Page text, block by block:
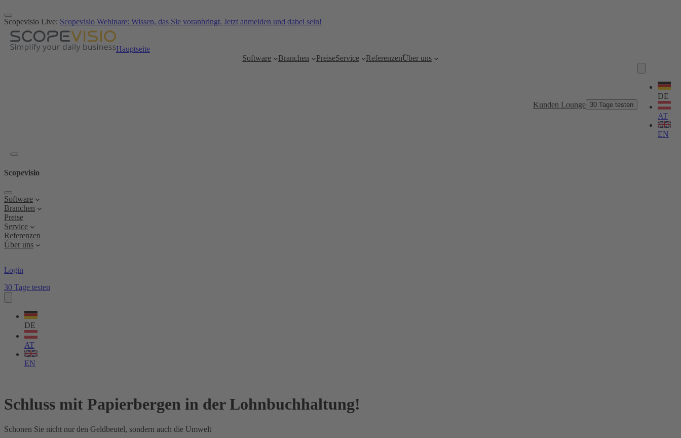
Zum
Inhalt
springen
Scopevisio Live: Scopevisio Webinare: Wissen, das Sie voranbringt. Jetzt anmelden und dabei sein!
Hauptseite
Software
Branchen PreiseService ReferenzenÜber uns
Kunden Lounge 30 Tage testen
Sprache
wählen
DE
AT
EN
Scopevisio
Software
Branchen
Preise
Service
Referenzen
Über uns
Login
30 Tage testen
Sprache
wählen
DE
AT
EN
Schluss mit Papierbergen in der Lohnbuchhaltung!
Schonen Sie nicht nur den Geldbeutel, sondern auch die Umwelt